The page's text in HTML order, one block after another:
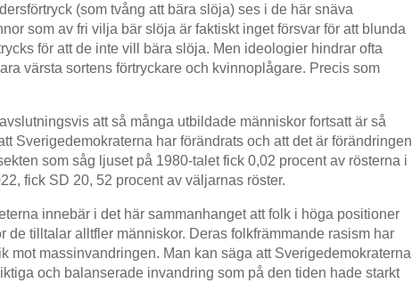
(som tvång att bära slöja) ses i de här snäva
som av fri vilja bär slöja är faktiskt inget försvar för att blunda
för att de inte vill bära slöja. Men ideologier hindrar ofta
värsta sortens förtryckare och kvinnoplågare. Precis som
att så många utbildade människor fortsatt är så
Sverigedemokraterna har förändrats och att det är förändringen
som såg ljuset på 1980-talet fick 0,02 procent av rösterna i
fick SD 20, 52 procent av väljarnas röster.
innebär i det här sammanhanget att folk i höga positioner
de tilltalar alltfler människor. Deras folkfrämmande rasism har
mot massinvandringen. Man kan säga att Sverigedemokraterna
och balanserade invandring som på den tiden hade starkt